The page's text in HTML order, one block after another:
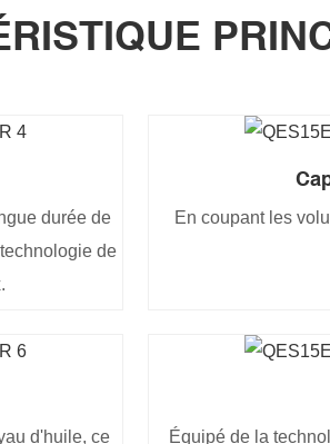
durée de
de
En coupant les
d'huile, ce
Équipé de la